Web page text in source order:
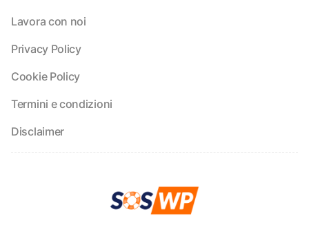
Lavora con noi
Privacy Policy
Cookie Policy
Termini e condizioni
Disclaimer